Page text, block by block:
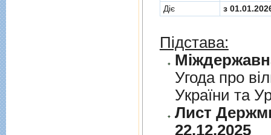
Діє
з
Підстава:
Угода про
України та
Лист
22.12.2025